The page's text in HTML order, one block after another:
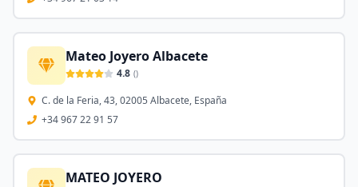
Mateo Joyero Albacete
4.8 ()
C. de la Feria, 43, 02005 Albacete, España
+34 967 22 91 57
MATEO JOYERO